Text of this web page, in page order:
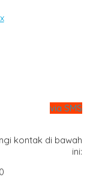
via SMS
kontak di bawah
ini: